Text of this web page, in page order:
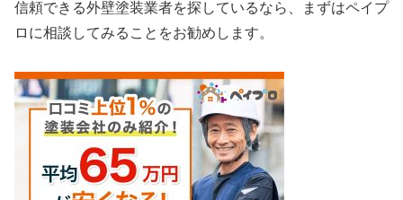
信頼できる外壁塗装業者を探しているなら、まずはペイプ
ロに相談してみることをお勧めします。